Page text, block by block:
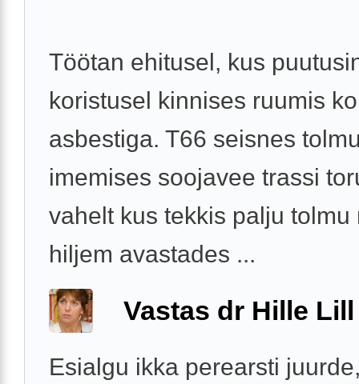
Töötan ehitusel, kus
koristusel kinnises ruumis
asbestiga. T66 seisnes
imemises soojavee trassi
vahelt kus tekkis palju tolmu
hiljem avastades ...
Vastas dr Hille Lill
Esialgu ikka perearsti